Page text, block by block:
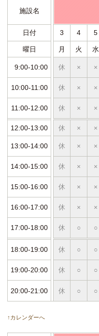
施設名
日付 3 4 5
曜日 月 火 水
9:00-10:00 休 × ×
10:00-11:00 休 × ×
11:00-12:00 休 × ×
12:00-13:00 休 × ×
13:00-14:00 休 × ×
14:00-15:00 休 × ×
15:00-16:00 休 × ×
16:00-17:00 休 × ×
17:00-18:00 休 ○ ○
18:00-19:00 休 ○ ○
19:00-20:00 休 ○ ○
20:00-21:00 休 ○ ○
↑カレンダーへ